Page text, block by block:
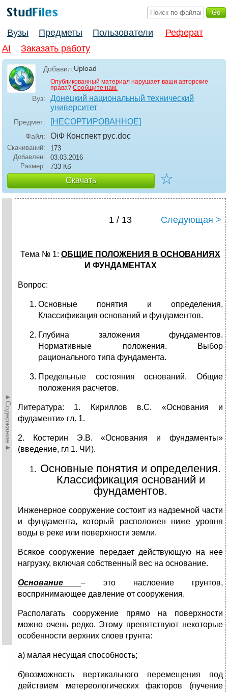
Вузы Предметы Пользователи
Реферат
AI
Заказать работу
Добавил:Upload
Опубликованный материал нарушает ваши авторские
права? Сообщите нам.
Вуз:
Донецкий национальный технический
университет
Предмет: [НЕСОРТИРОВАННОЕ]
Файл: ОіФ Конспект рус.doc
Скачиваний:
173
Добавлен:
03.03.2016
Размер:
733 Кб
Скачать ☆
►Содержание►
1 / 13 Следующая >
Тема № 1: ОБЩИЕ ПОЛОЖЕНИЯ В ОСНОВАНИЯХ
И ФУНДАМЕНТАХ
Вопрос:
Основные понятия и определения.
Классификация оснований и фундаментов.
Глубина заложения фундаментов.
Нормативные положения. Выбор
рационального типа фундамента.
Предельные состояния оснований. Общие
положения расчетов.
Литература: 1. Кириллов в.С. «Основания и
фудаменти» гл. 1.
2. Костерин Э.В. «Основания и фундаменты»
(введение, гл 1. ЧИ).
Основные понятия и определения.
Классификация оснований и
фундаментов.
Инженерное сооружение состоит из надземной части
и фундамента, который расположен ниже уровня
воды в реке или поверхности земли.
Всякое сооружение передает действующую на нее
нагрузку, включая собственный вес на основание.
Основание – это наслоение грунтов,
воспринимающее давление от сооружения.
Располагать сооружение прямо на поверхности
можно очень редко. Этому препятствуют некоторые
особенности верхних слоев грунта:
а) малая несущая способность;
б)возможность вертикального перемещения под
действием метереологических факторов (пучение